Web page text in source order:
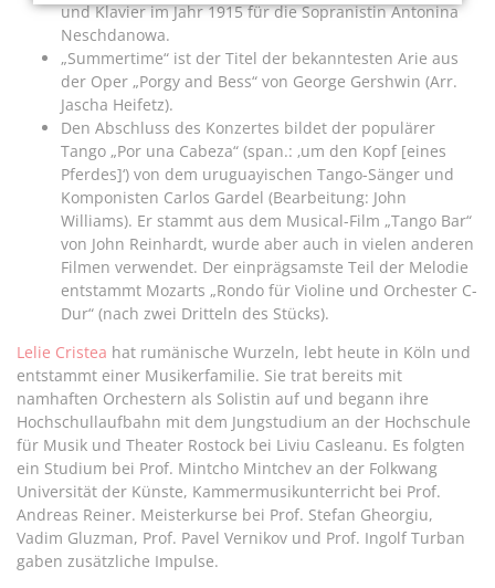
und Klavier im Jahr 1915 für die Sopranistin Antonina
Neschdanowa.
„Summertime“ ist der Titel der bekanntesten Arie aus
der Oper „Porgy and Bess“ von George Gershwin (Arr.
Jascha Heifetz).
Den Abschluss des Konzertes bildet der populärer
Tango „Por una Cabeza“ (span.: ‚um den Kopf [eines
Pferdes]‘) von dem uruguayischen Tango-Sänger und
Komponisten Carlos Gardel (Bearbeitung: John
Williams). Er stammt aus dem Musical-Film „Tango Bar“
von John Reinhardt, wurde aber auch in vielen anderen
Filmen verwendet. Der einprägsamste Teil der Melodie
entstammt Mozarts „Rondo für Violine und Orchester C-
Dur“ (nach zwei Dritteln des Stücks).
Lelie Cristea hat rumänische Wurzeln, lebt heute in Köln und
entstammt einer Musikerfamilie. Sie trat bereits mit
namhaften Orchestern als Solistin auf und begann ihre
Hochschullaufbahn mit dem Jungstudium an der Hochschule
für Musik und Theater Rostock bei Liviu Casleanu. Es folgten
ein Studium bei Prof. Mintcho Mintchev an der Folkwang
Universität der Künste, Kammermusikunterricht bei Prof.
Andreas Reiner. Meisterkurse bei Prof. Stefan Gheorgiu,
Vadim Gluzman, Prof. Pavel Vernikov und Prof. Ingolf Turban
gaben zusätzliche Impulse.